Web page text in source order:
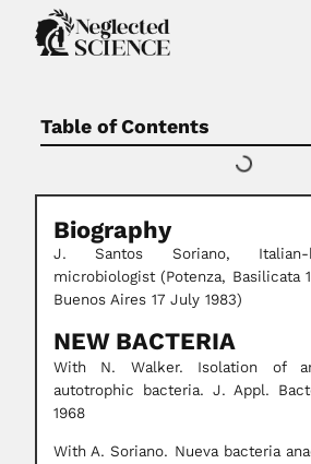
Table of Contents
Biography
J. Santos Soriano, Italian-
microbiologist (Potenza, Basilicata
Buenos Aires 17 July 1983)
NEW BACTERIA
With N. Walker. Isolation of
autotrophic bacteria. J. Appl.
1968
With A. Soriano. Nueva bacteria